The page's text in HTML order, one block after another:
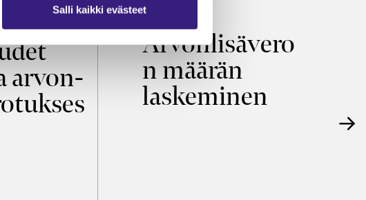
Salli kaikki evästeet
arvon­
2026
Arvonlisävero
n määrän
laskeminen